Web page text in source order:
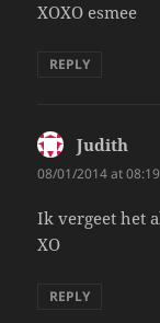
XOXO esmee
REPLY
Judith
08/01/2014 at 08:19
Ik vergeet het
XO
REPLY